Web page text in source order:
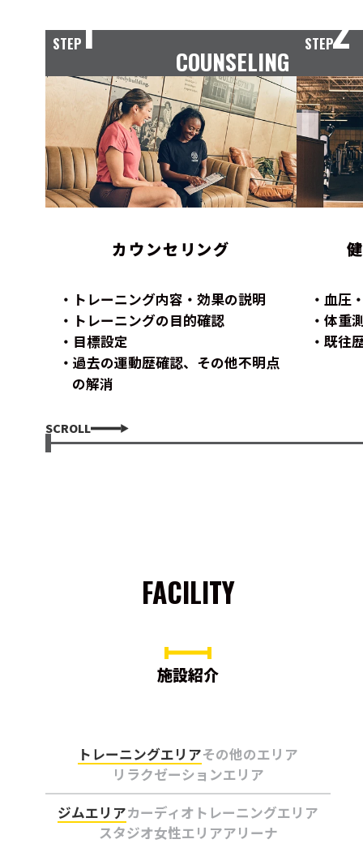
STEP1
COUNSELING
カウンセリング
トレーニング内容・効果の説明
トレーニングの目的確認
目標設定
過去の運動歴確認、その他不明点
の解消
STEP2
血圧
体重
既往
SCROLL
FACILITY
施設紹介
トレーニングエリアその他のエリア
リラクゼーションエリア
ジムエリアカーディオトレーニングエリア
スタジオ女性エリアアリーナ